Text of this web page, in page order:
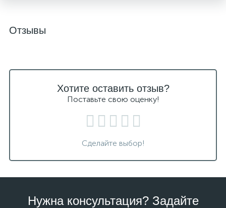
Отзывы
Хотите оставить отзыв?
Поставьте свою оценку!
Сделайте выбор!
Нужна консультация? Задайте